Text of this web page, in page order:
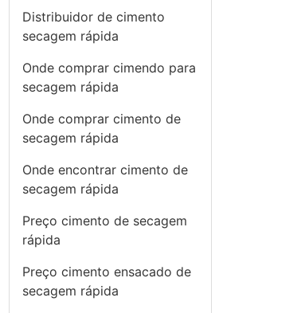
Distribuidor de cimento
secagem rápida
Onde comprar cimendo para
secagem rápida
Onde comprar cimento de
secagem rápida
Onde encontrar cimento de
secagem rápida
Preço cimento de secagem
rápida
Preço cimento ensacado de
secagem rápida